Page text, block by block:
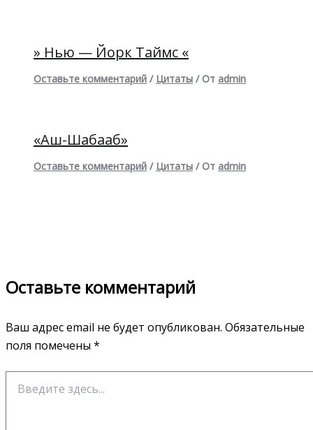
» Нью — Йорк Таймс «
Оставьте комментарий / Цитаты / От admin
«Аш-Шабааб»
Оставьте комментарий / Цитаты / От admin
Оставьте комментарий
Ваш адрес email не будет опубликован. Обязательные
поля помечены *
здесь...